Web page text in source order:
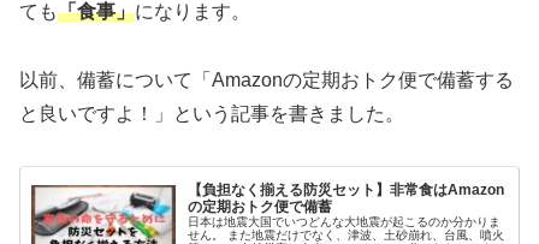
ても「食事」になります。
以前、備蓄について「Amazonの定期おトク便で備蓄する
と良いですよ！」という記事を書きました。
【負担なく揃える防災セット】非常食はAmazon
の定期おトク便で備蓄
日本は地震大国でいつどんな大地震が起こるのか分かりま
せん。 また地震だけでなく、津波、土砂崩れ、台風、噴火